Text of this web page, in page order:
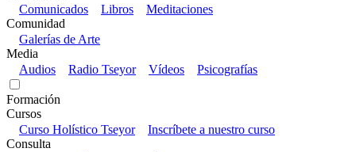
Comunicados
Libros
Meditaciones
Comunidad
Galerías de Arte
Media
Audios
Radio Tseyor Vídeos Psicografías
Formación
Cursos
Curso Holístico Tseyor
Inscríbete a nuestro curso
Consulta